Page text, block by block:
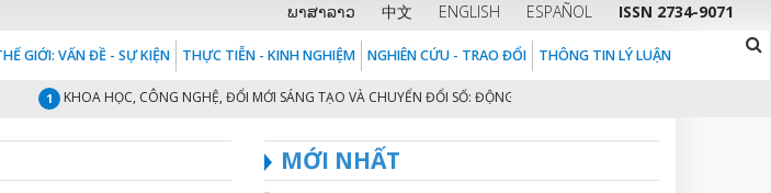
ພາສາລາວ 中文 ENGLISH ESPAÑOL ISSN 2734-9071
GIỚI: VẤN ĐỀ - SỰ KIỆN THỰC TIỄN - KINH NGHIỆM NGHIÊN CỨU - TRAO ĐỔI THÔNG TIN LÝ LUẬN
KHOA HỌC, CÔNG NGHỆ, ĐỔI MỚI SÁNG TẠO VÀ CHUYỂN ĐỔI SỐ: ĐỘNG LỰC CHÍNH CHO MÔ HÌNH TĂNG TRƯỞNG
MỚI NHẤT